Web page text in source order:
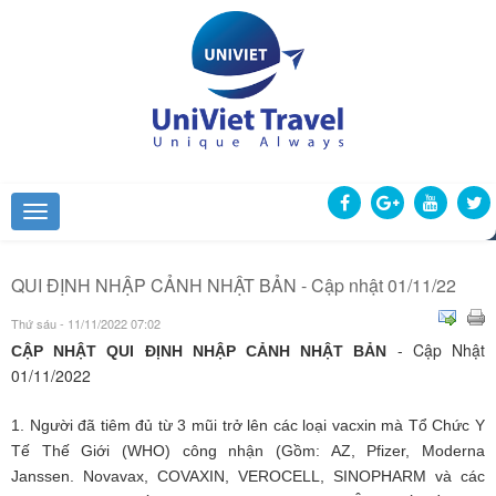
QUI ĐỊNH NHẬP CẢNH NHẬT BẢN - Cập nhật 01/11/22
Thứ sáu - 11/11/2022 07:02
CẬP NHẬT QUI ĐỊNH NHẬP CẢNH NHẬT BẢN
- Cập Nhật
01/11/2022
1. Người đã tiêm đủ từ 3 mũi trở lên các loại vacxin mà Tổ Chức Y
Tế Thế Giới (WHO) công nhận (Gồm: AZ, Pfizer, Moderna
Janssen. Novavax, COVAXIN, VEROCELL, SINOPHARM và các